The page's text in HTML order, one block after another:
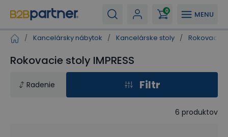
MENU
0
/ Kancelársky nábytok / Kancelárske stoly / Rokovacie
Rokovacie stoly IMPRESS
Radenie Filtr
6 produktov